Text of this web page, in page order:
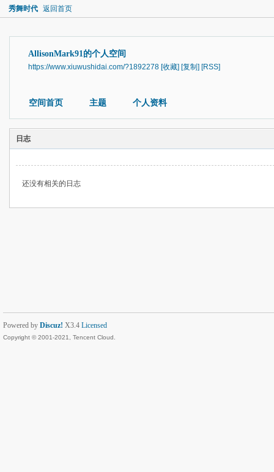
秀舞时代 返回首页
AllisonMark91的个人空间
https://www.xiuwushidai.com/?1892278 [收藏] [复制] [RSS]
空间首页 主题 个人资料
日志
还没有相关的日志
Powered by Discuz! X3.4 Licensed
Copyright © 2001-2021, Tencent Cloud.